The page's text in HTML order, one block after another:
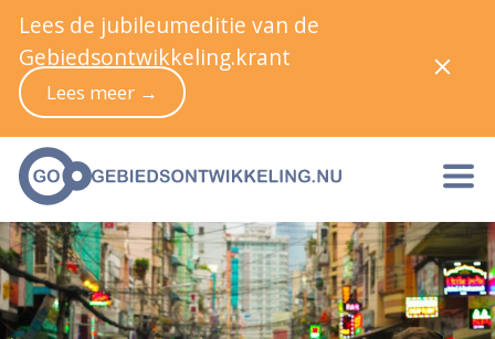
Lees de jubileumeditie van de
Gebiedsontwikkeling.krant
Lees meer →